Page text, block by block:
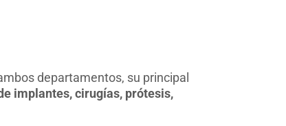
departamentos, su principal
implantes, cirugías, prótesis,